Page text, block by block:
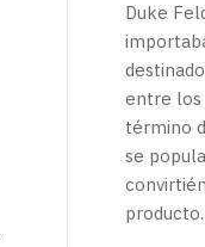
Duke
entre los
término
se
producto.